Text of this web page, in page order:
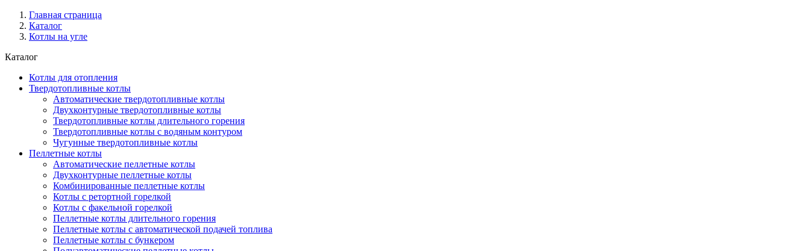
Главная страница
Каталог
Котлы на угле
Каталог
Котлы для отопления
Твердотопливные котлы
Автоматические твердотопливные котлы
Двухконтурные твердотопливные котлы
Твердотопливные котлы длительного горения
Твердотопливные котлы с водяным контуром
Чугунные твердотопливные котлы
Пеллетные котлы
Автоматические пеллетные котлы
Двухконтурные пеллетные котлы
Комбинированные пеллетные котлы
Котлы с ретортной горелкой
Котлы с факельной горелкой
Пеллетные котлы длительного горения
Пеллетные котлы с автоматической подачей топлива
Пеллетные котлы с бункером